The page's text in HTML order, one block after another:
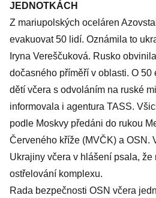
JEDNOTKÁCH
Z mariupolských oceláren
evakuovat 50 lidí. Oznámila to
Iryna Vereščuková. Rusko
dočasného příměří v oblasti. O 50
dětí včera s odvoláním na ruské
informovala i agentura TASS.
podle Moskvy předáni do rukou
Červeného kříže (MVČK) a OSN.
Ukrajiny včera v hlášení psala,
ostřelování komplexu.
Rada bezpečnosti OSN včera